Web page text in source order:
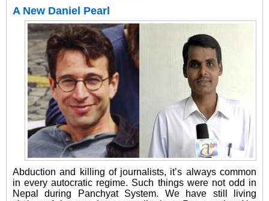
A New Daniel Pearl
Abduction and killing of journalists, it’s always common
in every autocratic regime. Such things were not odd in
Nepal during Panchyat System. We have still living